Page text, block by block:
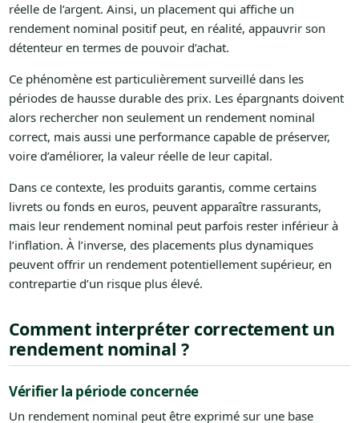
réelle de l’argent. Ainsi, un placement qui affiche un
rendement nominal positif peut, en réalité, appauvrir son
détenteur en termes de pouvoir d’achat.
Ce phénomène est particulièrement surveillé dans les
périodes de hausse durable des prix. Les épargnants doivent
alors rechercher non seulement un rendement nominal
correct, mais aussi une performance capable de préserver,
voire d’améliorer, la valeur réelle de leur capital.
Dans ce contexte, les produits garantis, comme certains
livrets ou fonds en euros, peuvent apparaître rassurants,
mais leur rendement nominal peut parfois rester inférieur à
l’inflation. À l’inverse, des placements plus dynamiques
peuvent offrir un rendement potentiellement supérieur, en
contrepartie d’un risque plus élevé.
Comment interpréter correctement un
rendement nominal ?
Vérifier la période concernée
Un rendement nominal peut être exprimé sur une base